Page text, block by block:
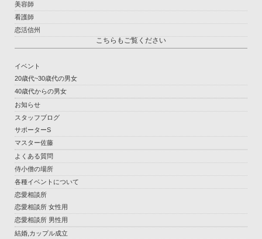
美容師
看護師
恋活信州
こちらもご覧ください
イベント
20歳代~30歳代の男女
40歳代からの男女
お知らせ
スタッフブログ
サポーターS
マスター佐藤
よくある質問
侍小僧の場所
各種イベントについて
恋愛相談所
恋愛相談所 女性用
恋愛相談所 男性用
結婚,カップル成立